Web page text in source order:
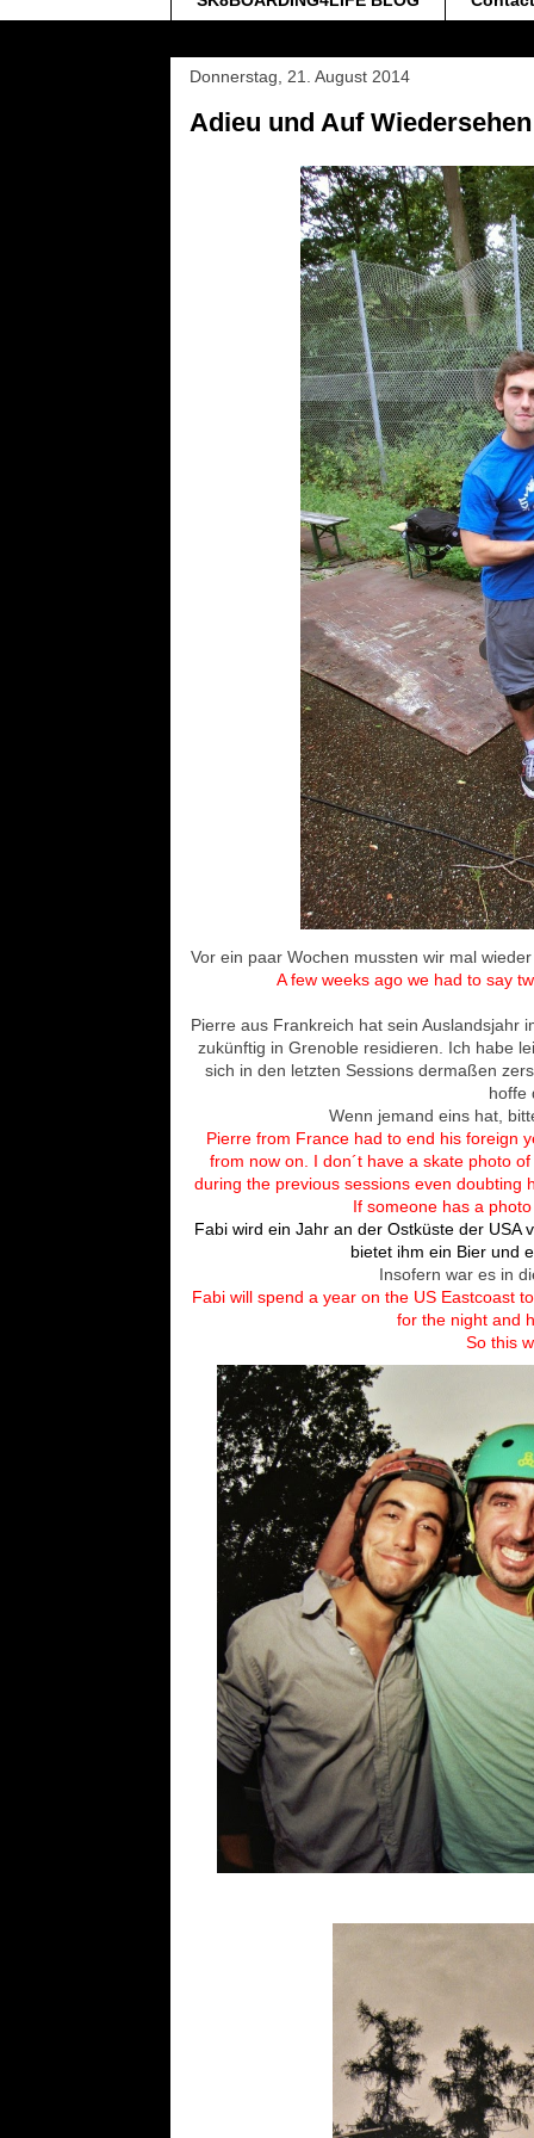
Donnerstag, 21. August 2014
Adieu und Auf Wiedersehen
Vor ein paar Wochen mussten wir mal
A few weeks ago we had to say
Pierre aus Frankreich hat sein Auslandsjahr
zukünftig in Grenoble residieren. Ich habe
sich in den letzten Sessions dermaßen
hoffe
Wenn jemand eins hat,
Pierre from France had to end his foreign
from now on. I don´t have a skate photo
during the previous sessions even doubting
If someone has a
Fabi wird ein Jahr an der Ostküste der
bietet ihm ein Bier und
Insofern war es in
Fabi will spend a year on the US Eastcoast
for the night and
So this